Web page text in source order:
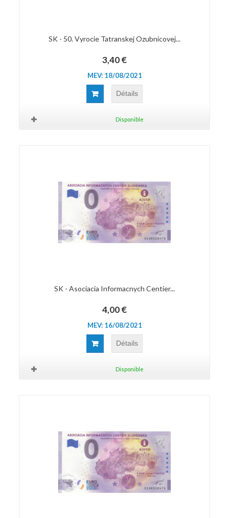
SK - 50. Vyrocie Tatranskej Ozubnicovej...
3,40 €
MEV: 18/08/2021
Détails
Disponible
SK - Asociacia Informacnych Centier...
4,00 €
MEV: 16/08/2021
Détails
Disponible